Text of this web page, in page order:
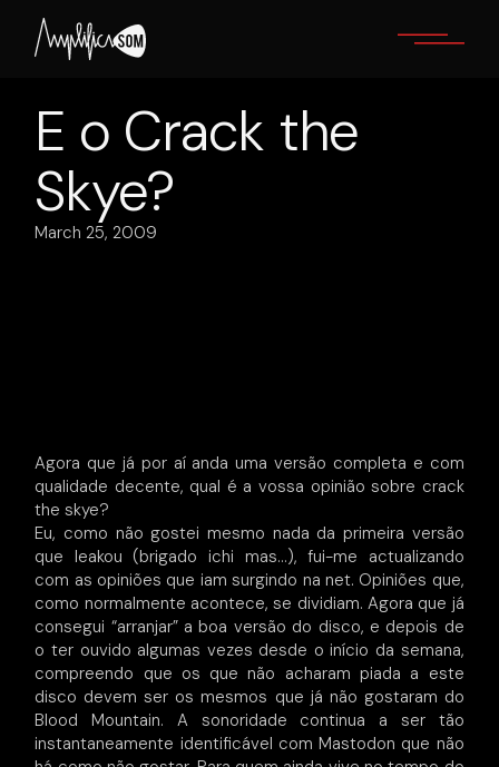
content
E o Crack the
Skye?
March 25, 2009
Agora que já por aí anda uma versão completa e com
qualidade decente, qual é a vossa opinião sobre crack
the skye?
Eu, como não gostei mesmo nada da primeira versão
que leakou (brigado ichi mas…), fui-me actualizando
com as opiniões que iam surgindo na net. Opiniões que,
como normalmente acontece, se dividiam. Agora que já
consegui “arranjar” a boa versão do disco, e depois de
o ter ouvido algumas vezes desde o início da semana,
compreendo que os que não acharam piada a este
disco devem ser os mesmos que já não gostaram do
Blood Mountain. A sonoridade continua a ser tão
instantaneamente identificável com Mastodon que não